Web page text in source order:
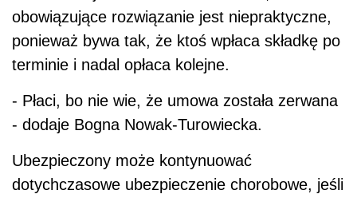
obowiązujące rozwiązanie jest niepraktyczne,
ponieważ bywa tak, że ktoś wpłaca składkę po
terminie i nadal opłaca kolejne.
- Płaci, bo nie wie, że umowa została zerwana
- dodaje Bogna Nowak-Turowiecka.
Ubezpieczony może kontynuować
dotychczasowe ubezpieczenie chorobowe, jeśli